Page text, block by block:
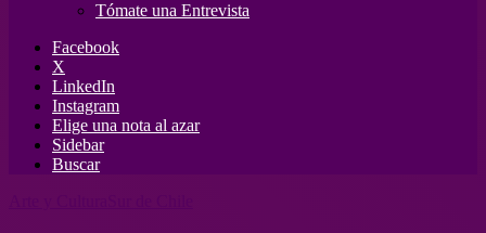
Tómate una Entrevista
Facebook
X
LinkedIn
Instagram
Elige una nota al azar
Sidebar
Buscar